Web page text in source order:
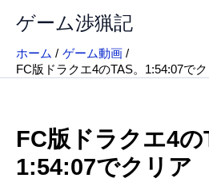
ゲーム渉猟記
ホーム
ゲーム動画
FC版ドラクエ4のTAS。1:54:07で
FC版ドラクエ4の
1:54:07でクリア